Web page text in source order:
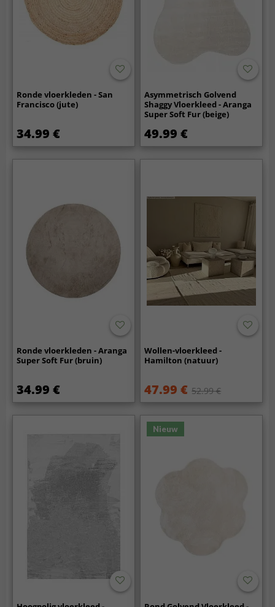
Ronde vloerkleden - San
Francisco (jute)
34.99 €
Asymmetrisch Golvend
Shaggy Vloerkleed - Aranga
Super Soft Fur (beige)
49.99 €
Ronde vloerkleden - Aranga
Super Soft Fur (bruin)
34.99 €
Wollen-vloerkleed -
Hamilton (natuur)
47.99 € 52.99 €
Nieuw